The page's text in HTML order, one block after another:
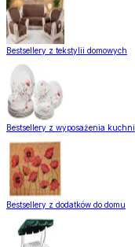
Bestsellery z tekstylii domowych
Bestsellery z wyposażenia kuchni
Bestsellery z dodatków do domu